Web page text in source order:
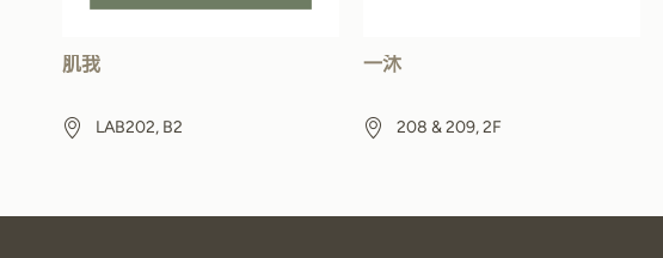
肌我
LAB202, B2
一沐
208 & 209, 2F